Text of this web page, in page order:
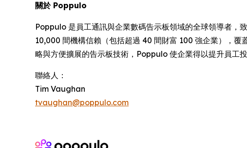
關於 Poppulo
Poppulo 是員工通訊與企業數碼告示板領域的全球領導者，
10,000 間機構信賴（包括超過 40 間財富 100 強企業），
略與方便擴展的告示板技術，Poppulo 使企業得以提升員工
聯絡人：
Tim Vaughan
tvaughan@poppulo.com